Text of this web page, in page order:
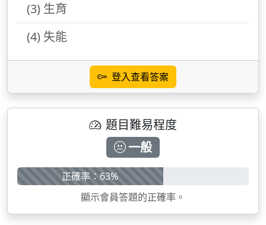
(3) 生育
(4) 失能
登入查看答案
題目難易程度
一般
正確率：63%
顯示會員答題的正確率。